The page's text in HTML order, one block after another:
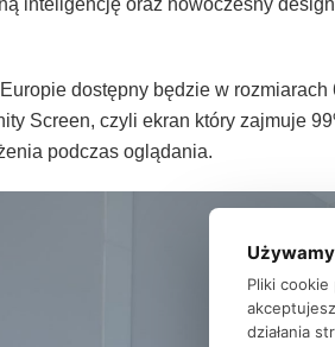
dostępny będzie w
Screen, czyli ekran który zajmuje
podczas oglądania.
Pliki
działania